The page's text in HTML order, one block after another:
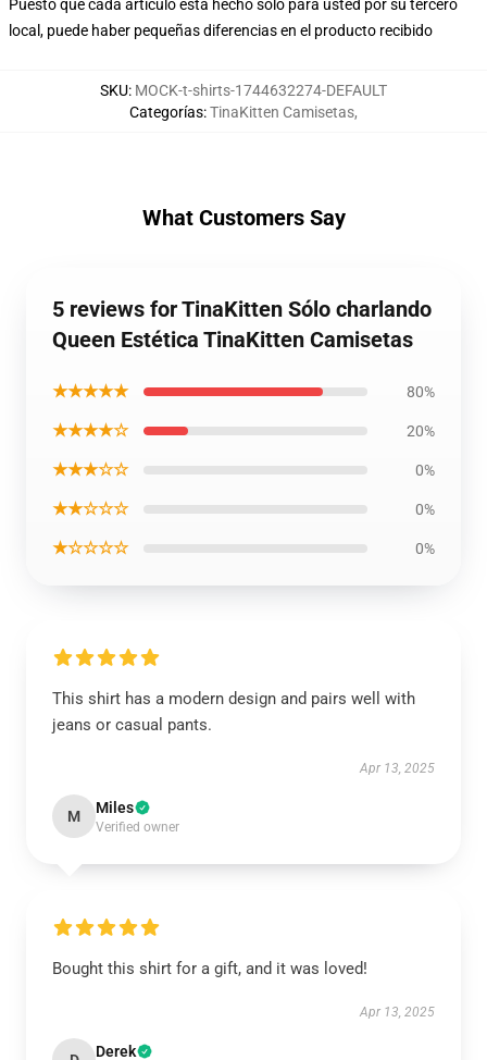
Puesto que cada artículo está hecho sólo para usted por su tercero
local, puede haber pequeñas diferencias en el producto recibido
SKU: MOCK-t-shirts-1744632274-DEFAULT
Categorías:TinaKitten Camisetas,
What Customers Say
5 reviews for TinaKitten Sólo charlando
Queen Estética TinaKitten Camisetas
★★★★★ 80%
★★★★☆ 20%
★★★☆☆ 0%
★★☆☆☆ 0%
★☆☆☆☆ 0%
This shirt has a modern design and pairs well with
jeans or casual pants.
Apr 13, 2025
M Miles
Verified owner
Bought this shirt for a gift, and it was loved!
Apr 13, 2025
Derek